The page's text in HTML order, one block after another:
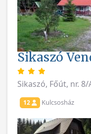
Sikaszó
Sikaszó, Főút, nr. 8/
12 Kulcsosház